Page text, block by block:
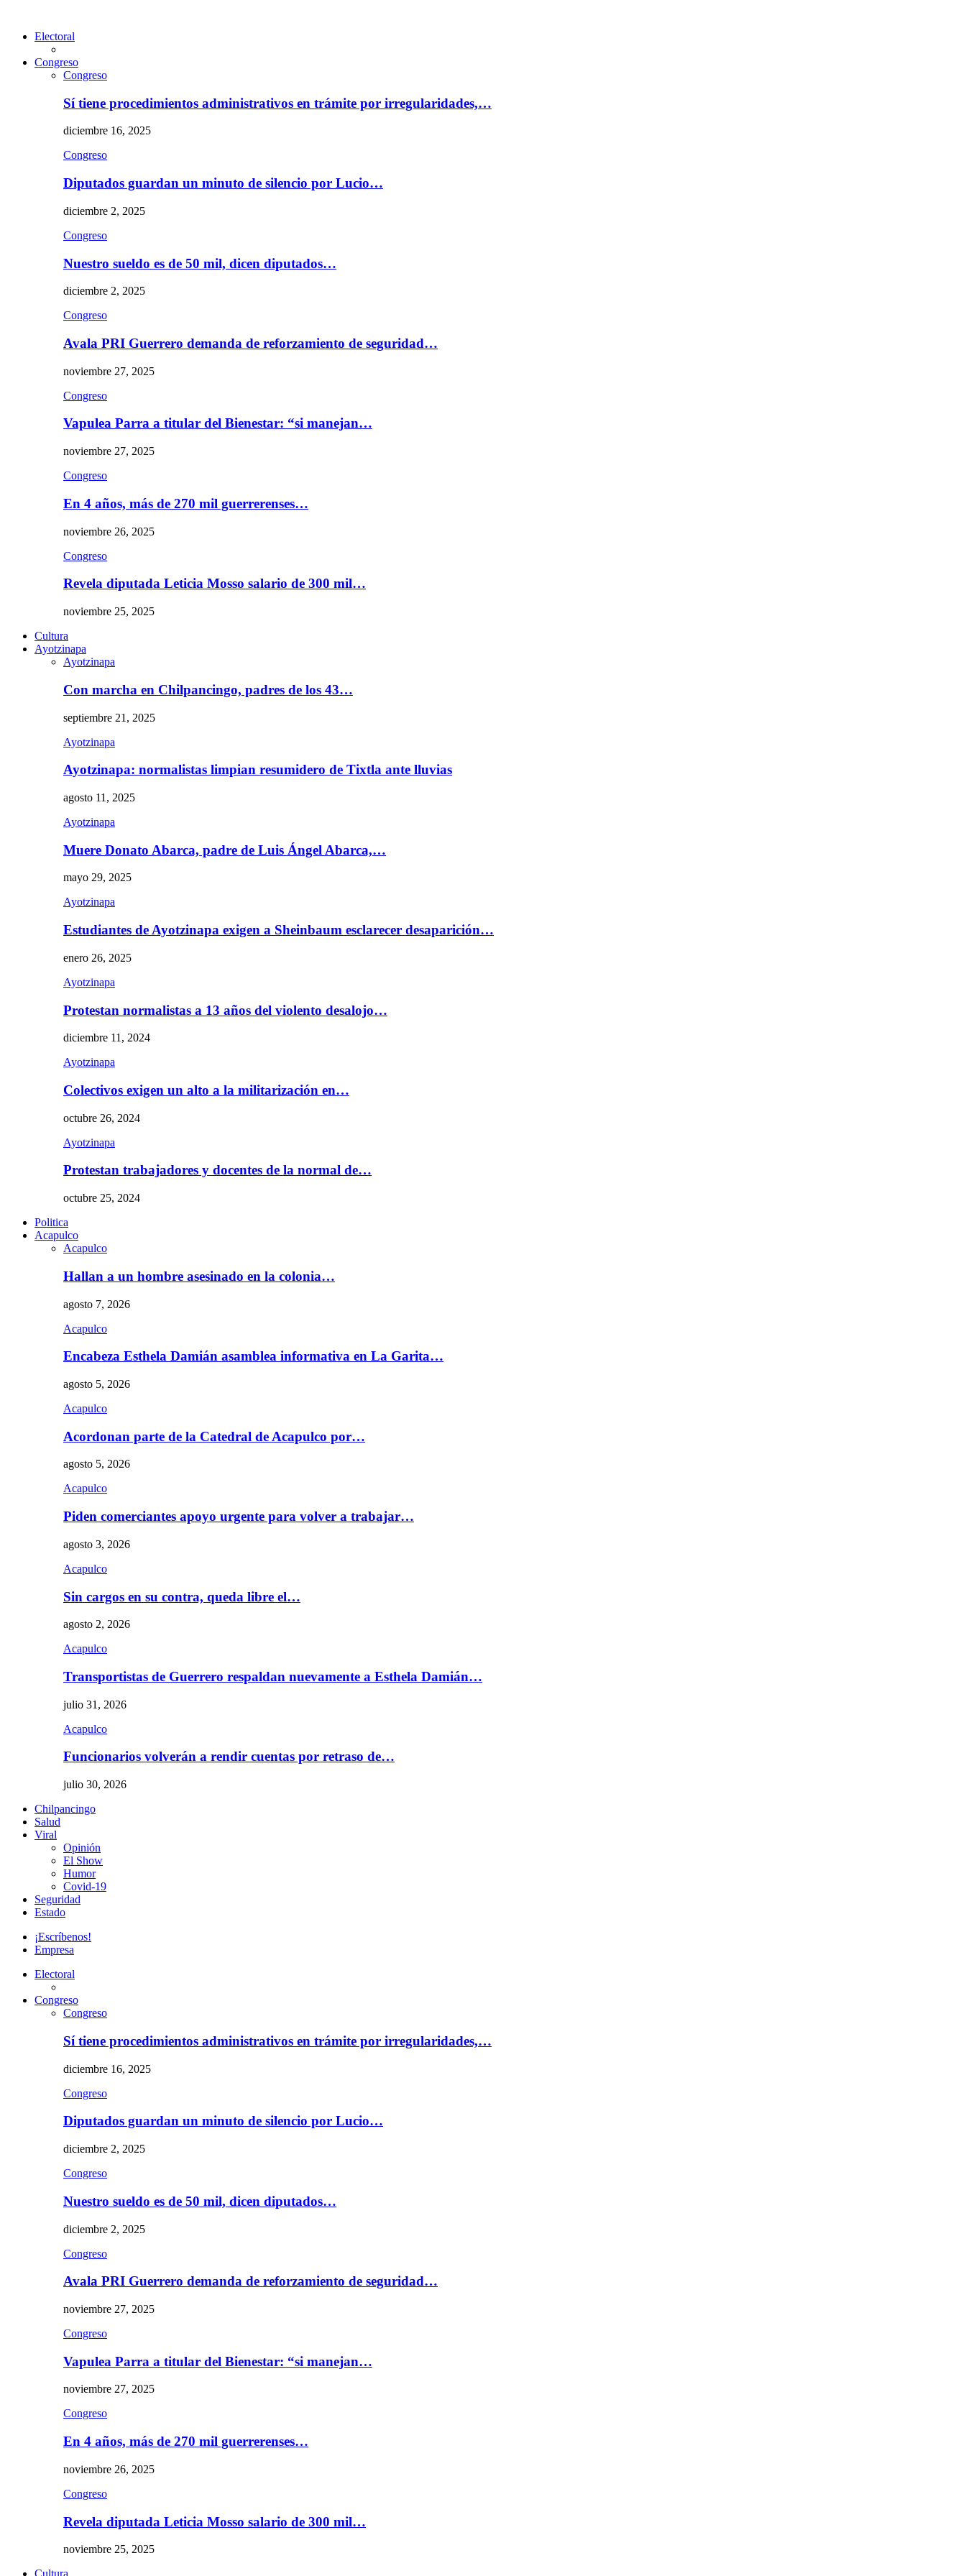
Electoral
Congreso
Congreso
Sí tiene procedimientos administrativos en trámite por irregularidades,…
diciembre 16, 2025
Congreso
Diputados guardan un minuto de silencio por Lucio…
diciembre 2, 2025
Congreso
Nuestro sueldo es de 50 mil, dicen diputados…
diciembre 2, 2025
Congreso
Avala PRI Guerrero demanda de reforzamiento de seguridad…
noviembre 27, 2025
Congreso
Vapulea Parra a titular del Bienestar: “si manejan…
noviembre 27, 2025
Congreso
En 4 años, más de 270 mil guerrerenses…
noviembre 26, 2025
Congreso
Revela diputada Leticia Mosso salario de 300 mil…
noviembre 25, 2025
Cultura
Ayotzinapa
Ayotzinapa
Con marcha en Chilpancingo, padres de los 43…
septiembre 21, 2025
Ayotzinapa
Ayotzinapa: normalistas limpian resumidero de Tixtla ante lluvias
agosto 11, 2025
Ayotzinapa
Muere Donato Abarca, padre de Luis Ángel Abarca,…
mayo 29, 2025
Ayotzinapa
Estudiantes de Ayotzinapa exigen a Sheinbaum esclarecer desaparición…
enero 26, 2025
Ayotzinapa
Protestan normalistas a 13 años del violento desalojo…
diciembre 11, 2024
Ayotzinapa
Colectivos exigen un alto a la militarización en…
octubre 26, 2024
Ayotzinapa
Protestan trabajadores y docentes de la normal de…
octubre 25, 2024
Politica
Acapulco
Acapulco
Hallan a un hombre asesinado en la colonia…
agosto 7, 2026
Acapulco
Encabeza Esthela Damián asamblea informativa en La Garita…
agosto 5, 2026
Acapulco
Acordonan parte de la Catedral de Acapulco por…
agosto 5, 2026
Acapulco
Piden comerciantes apoyo urgente para volver a trabajar…
agosto 3, 2026
Acapulco
Sin cargos en su contra, queda libre el…
agosto 2, 2026
Acapulco
Transportistas de Guerrero respaldan nuevamente a Esthela Damián…
julio 31, 2026
Acapulco
Funcionarios volverán a rendir cuentas por retraso de…
julio 30, 2026
Chilpancingo
Salud
Viral
Opinión
El Show
Humor
Covid-19
Seguridad
Estado
¡Escríbenos!
Empresa
Electoral
Congreso
Congreso
Sí tiene procedimientos administrativos en trámite por irregularidades,…
diciembre 16, 2025
Congreso
Diputados guardan un minuto de silencio por Lucio…
diciembre 2, 2025
Congreso
Nuestro sueldo es de 50 mil, dicen diputados…
diciembre 2, 2025
Congreso
Avala PRI Guerrero demanda de reforzamiento de seguridad…
noviembre 27, 2025
Congreso
Vapulea Parra a titular del Bienestar: “si manejan…
noviembre 27, 2025
Congreso
En 4 años, más de 270 mil guerrerenses…
noviembre 26, 2025
Congreso
Revela diputada Leticia Mosso salario de 300 mil…
noviembre 25, 2025